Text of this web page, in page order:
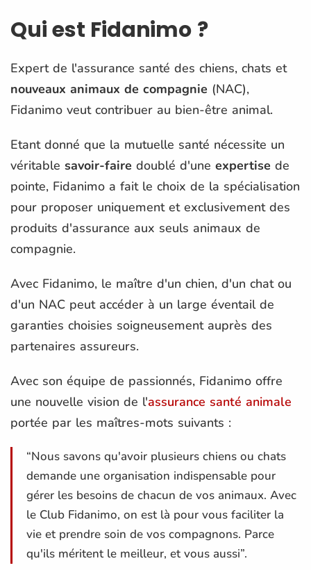
Qui est Fidanimo ?
Expert de l'assurance santé des chiens, chats et
nouveaux animaux de compagnie (NAC),
Fidanimo veut contribuer au bien-être animal.
Etant donné que la mutuelle santé nécessite un
véritable savoir-faire doublé d'une expertise de
pointe, Fidanimo a fait le choix de la spécialisation
pour proposer uniquement et exclusivement des
produits d'assurance aux seuls animaux de
compagnie.
Avec Fidanimo, le maître d'un chien, d'un chat ou
d'un NAC peut accéder à un large éventail de
garanties choisies soigneusement auprès des
partenaires assureurs.
Avec son équipe de passionnés, Fidanimo offre
une nouvelle vision de l'assurance santé animale
portée par les maîtres-mots suivants :
“Nous savons qu'avoir plusieurs chiens ou chats
demande une organisation indispensable pour
gérer les besoins de chacun de vos animaux. Avec
le Club Fidanimo, on est là pour vous faciliter la
vie et prendre soin de vos compagnons. Parce
qu'ils méritent le meilleur, et vous aussi”.